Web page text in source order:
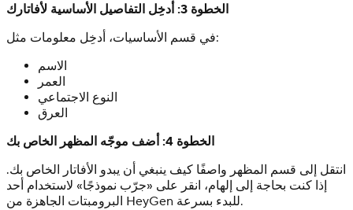
الخطوة 3: أدخِل التفاصيل الأساسية لأفاتارك
في قسم الأساسيات، أدخِل معلومات مثل:
الاسم
العمر
النوع الاجتماعي
العرق
الخطوة 4: أضف موجّه المظهر الخاص بك
انتقل إلى قسم المظهر واصفًا كيف ينبغي أن يبدو الأفاتار الخاص بك.
إذا كنت بحاجة إلى إلهام، انقر على «جرّب نموذجًا» لاستخدام أحد
البرومبتات الجاهزة من HeyGen للبدء بسرعة.